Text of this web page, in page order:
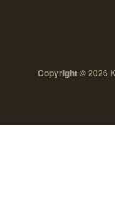
Copyright © 2026